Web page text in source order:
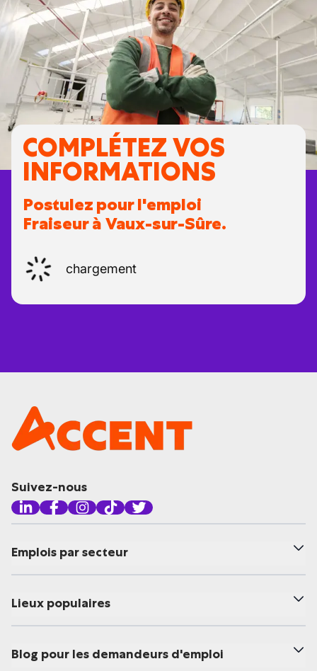
COMPLÉTEZ VOS
INFORMATIONS
Postulez pour l'emploi
Fraiseur à Vaux-sur-Sûre.
chargement
Suivez-nous
Emplois par secteur
Lieux populaires
Blog pour les demandeurs d'emploi